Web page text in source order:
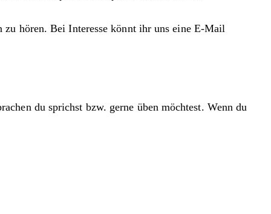
hören. Bei Interesse könnt ihr uns eine E-Mail
du sprichst bzw. gerne üben möchtest. Wenn du